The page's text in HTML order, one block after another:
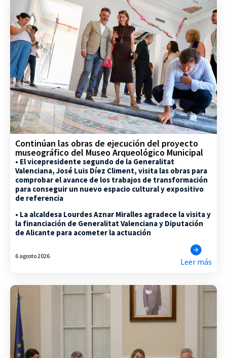
Continúan las obras de ejecución del proyecto
museográfico del Museo Arqueológico Municipal
• El vicepresidente segundo de la Generalitat
Valenciana, José Luis Díez Climent, visita las obras para
comprobar el avance de los trabajos de transformación
para conseguir un nuevo espacio cultural y expositivo
de referencia
• La alcaldesa Lourdes Aznar Miralles agradece la visita y
la financiación de Generalitat Valenciana y Diputación
de Alicante para acometer la actuación
6 agosto 2026
Leer más